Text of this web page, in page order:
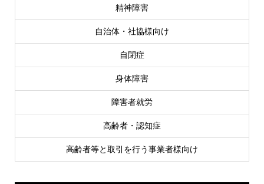
精神障害
自治体・社協様向け
自閉症
身体障害
障害者就労
高齢者・認知症
高齢者等と取引を行う事業者様向け